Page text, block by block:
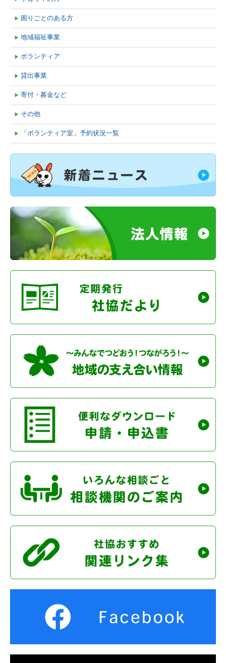
▶ 困りごとのある方
▶ 地域福祉事業
▶ ボランティア
▶ 貸出事業
▶ 寄付・募金など
▶ その他
▶ 「ボランティア室」予約状況一覧